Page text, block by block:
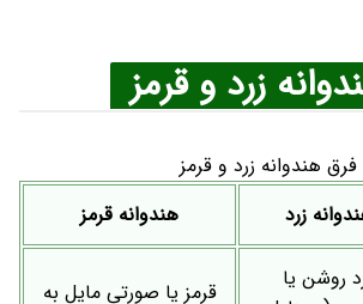
زرد و قرمز
فرق هندوانه زرد و قرمز
زرد هندوانه قرمز
روشن یا
قرمز یا صورتی مایل به